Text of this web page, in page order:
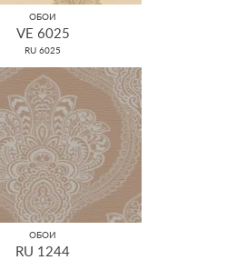
ОБОИ
VE 6025
RU 6025
ОБОИ
RU 1244